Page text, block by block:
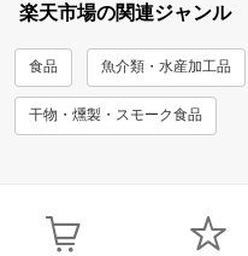
楽天市場の関連ジャンル
食品 魚介類・水産加工品
干物・燻製・スモーク食品